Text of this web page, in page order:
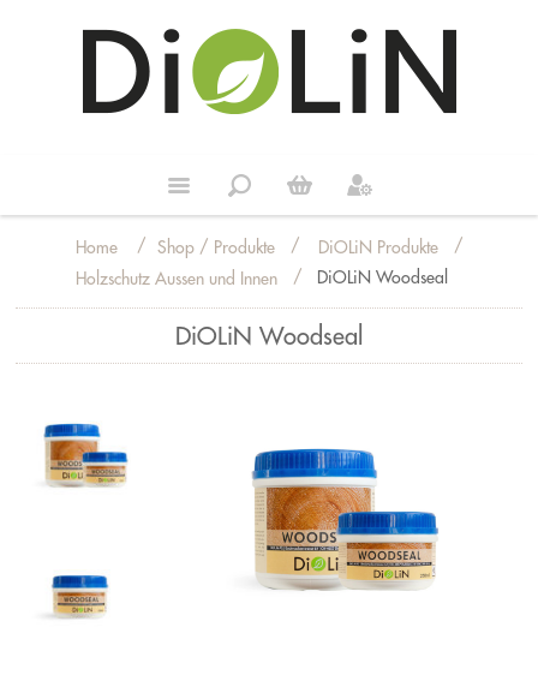
Home / Shop / Produkte / DiOLiN Produkte
/
Holzschutz Aussen und Innen
/ DiOLiN Woodseal
DiOLiN Woodseal